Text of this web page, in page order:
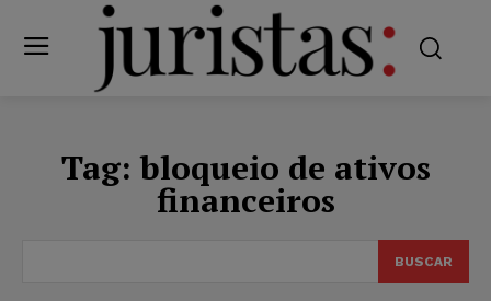
Tag:bloqueio de ativos
financeiros
BUSCAR